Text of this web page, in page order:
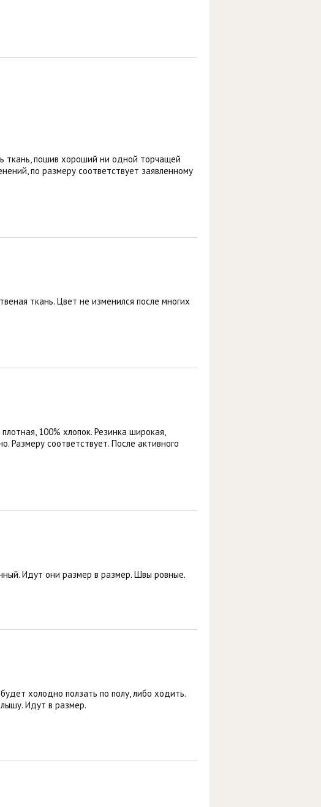
ткань, пошив хороший ни одной торчащей
по размеру соответствует заявленному
ткань. Цвет не изменился после многих
100% хлопок. Резинка широкая,
соответствует. После активного
Идут они размер в размер. Швы ровные.
холодно ползать по полу, либо ходить.
Идут в размер.